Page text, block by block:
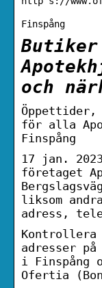
Finspång
och
Öppettider,
för alla
Finspång
17 jan.
företaget
liksom
adress,
Kontrollera
adresser
i Finspång
Ofertia